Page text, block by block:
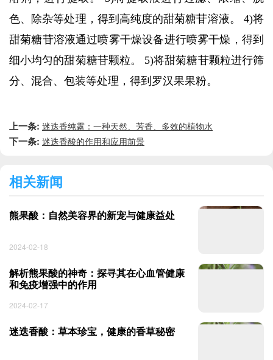
色、除杂等处理，得到高纯度的甜菊糖苷溶液。 4)将
甜菊糖苷溶液通过喷雾干燥设备进行喷雾干燥，得到
细小均匀的甜菊糖苷颗粒。 5)将甜菊糖苷颗粒进行筛
分、混合、包装等处理，得到罗汉果果粉。
上一条: 迷迭香纯露：一种天然、芳香、多效的植物水
下一条: 迷迭香酸的作用和应用前景
相关新闻
熊果酸：自然美容界的新宠与健康益处
2024-02-18
解析熊果酸的神奇：探寻其在心血管健康
和免疫增强中的作用
2024-02-17
迷迭香酸：草本珍宝，健康的香草秘密